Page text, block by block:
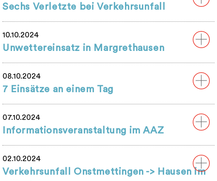
Sechs Verletzte bei Verkehrsunfall
10.10.2024
Unwettereinsatz in Margrethausen
08.10.2024
7 Einsätze an einem Tag
07.10.2024
Informationsveranstaltung im AAZ
02.10.2024
Verkehrsunfall Onstmettingen -> Hausen im